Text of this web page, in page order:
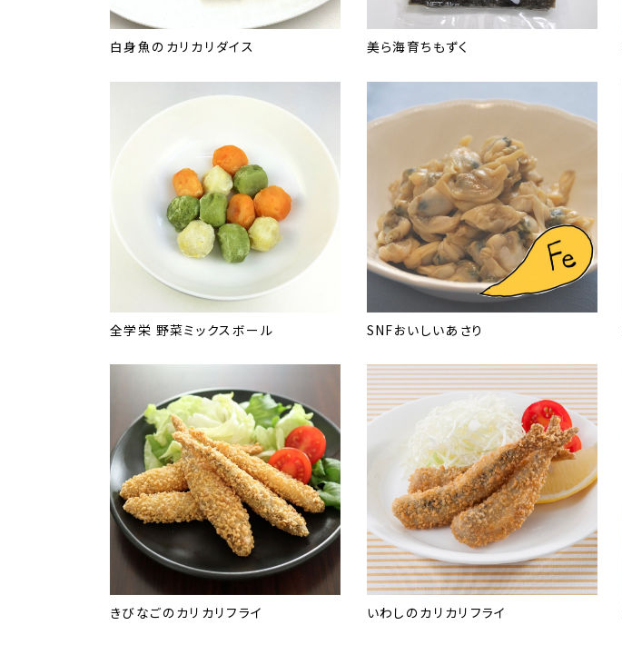
白身魚のカリカリダイス 美ら海育ちもずく
全学栄 野菜ミックスボール SNFおいしいあさり
きびなごのカリカリフライ いわしのカリカリフライ